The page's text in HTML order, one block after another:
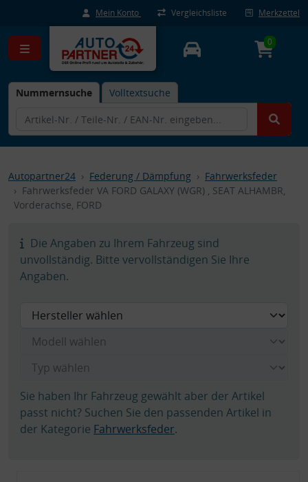
Mein Konto Vergleichsliste Merkzettel
Nummernsuche Volltextsuche
0
Autopartner24 Federung / Dämpfung
Fahrwerksfeder
Fahrwerksfeder VA FORD GALAXY (WGR) , SEAT ALHAMBR,
Vorderachse, FORD
Die Angaben zu Ihrem Fahrzeug sind
unvollständig. Bitte vervollständigen Sie Ihre
Angaben.
Sie haben Ihr Fahrzeug gewählt aber der Artikel
passt nicht? Suchen Sie den passenden Artikel in
der Kategorie Fahrwerksfeder.